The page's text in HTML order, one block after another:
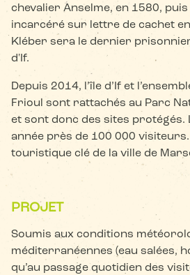
chevalier Anselme, en 1580,
incarcéré sur lettre de cachet en
Kléber sera le dernier
d'If.
Depuis 2014, l’île d’If et
Frioul sont rattachés au Parc
et sont donc des sites protégés.
année près de 100 000
touristique clé de la ville de
PROJET
Soumis aux conditions
méditerranéennes (eau salées,
qu’au passage quotidien des